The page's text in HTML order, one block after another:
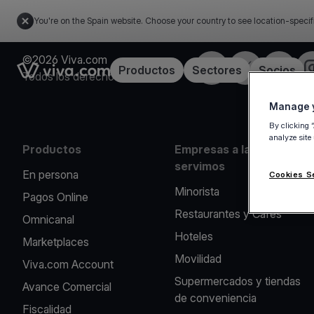
You're on the Spain website. Choose your country to see location-
Link to the homepageProductos Sectores Socios
©2026 Viva.com
Todos los derechos reservados
Facebook
X LinkedIn
Productos
En persona
Pagos Online
Omnicanal
Marketplaces
Viva.com Account
Avance Comercial
Fiscalidad
Empresas a las que
servimos
Minorista
Restaurantes y Cafés
Hoteles
Movilidad
Supermercados y tiendas
de conveniencia
Manage
By clicking
analyze
Cookies